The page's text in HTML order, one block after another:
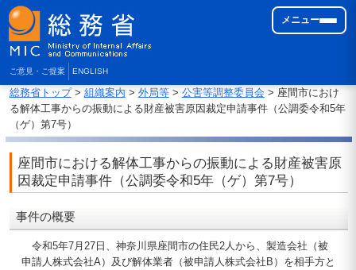
ご意見・ご提案 ENGLISH
メニュー
総務省トップ> 組織案内 > 外局等> 公害等調整委員会 > 座間市におけ
る解体工事からの振動による財産被害原因裁定申請事件（公調委令和5年
（ゲ）第7号）
座間市における解体工事からの振動による財産被害原
因裁定申請事件（公調委令和5年（ゲ）第7号）
事件の概要
令和5年7月27日、神奈川県座間市の住民2人から、製造会社（被
申請人株式会社A）及び解体業者（被申請人株式会社B）を相手方と